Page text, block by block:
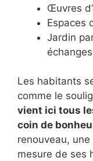
Œuvres
Espaces
Jardin
échanges
Les habitants
comme le
vient ici tous
coin de
renouveau, une
mesure de ses